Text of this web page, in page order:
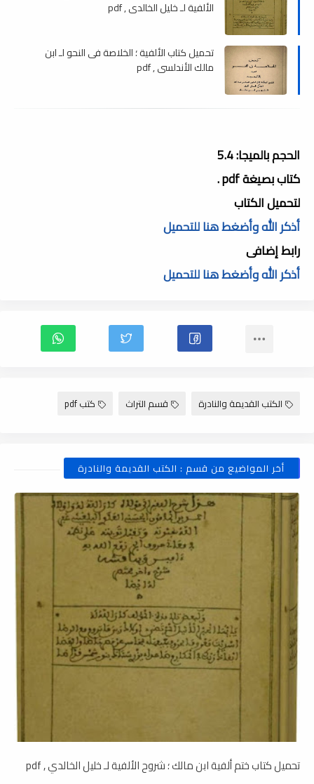
الألفية لـ خليل الخالدي , pdf
تحميل كتاب الألفية ؛ الخلاصة فى النحو لـ ابن
مالك الأندلسي , pdf
الحجم بالميجا: 5.4
كتاب بصيغة pdf .
لتحميل الكتاب
أذكر الله وأضغط هنا للتحميل
رابط إضافى
أذكر الله وأضغط هنا للتحميل
الكتب القديمة والنادرة قسم التراث كتب pdf
أخر المواضيع من قسم : الكتب القديمة والنادرة
تحميل كتاب ختم ألفية ابن مالك ؛ شروح الألفية لـ خليل الخالدي , pdf